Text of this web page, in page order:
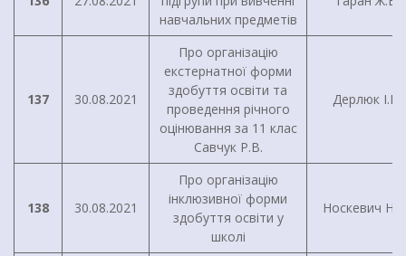
навчальних предметів
137 30.08.2021
Про організацію
екстернатної форми
здобуття освіти та
проведення річного
оцінювання за 11 клас
Савчук Р.В.
Дерлюк І.В.
138 30.08.2021
Про організацію
інклюзивної форми
здобуття освіти у
школі
Носкевич